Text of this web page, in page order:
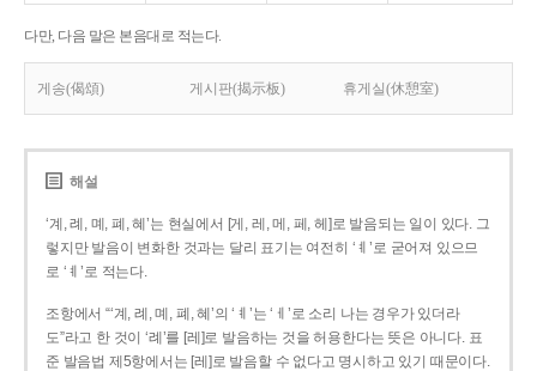
다만, 다음 말은 본음대로 적는다.
게송(偈頌) 게시판(揭示板) 휴게실(休憩室)
해설
‘계, 례, 몌, 폐, 혜’는 현실에서 [게, 레, 메, 페, 헤]로 발음되는 일이 있다. 그
렇지만 발음이 변화한 것과는 달리 표기는 여전히 ‘ㅖ’로 굳어져 있으므
로 ‘ㅖ’로 적는다.
조항에서 “‘계, 례, 몌, 폐, 혜’의 ‘ㅖ’는 ‘ㅔ’로 소리 나는 경우가 있더라
도”라고 한 것이 ‘례’를 [레]로 발음하는 것을 허용한다는 뜻은 아니다. 표
준 발음법 제5항에서는 [레]로 발음할 수 없다고 명시하고 있기 때문이다.